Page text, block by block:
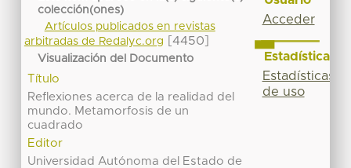
colección(ones)
Artículos publicados en revistas
arbitradas de Redalyc.org
[4450]
Visualización del Documento
Título
Reflexiones acerca de la realidad del
mundo. Metamorfosis de un
cuadrado
Editor
Universidad Autónoma del Estado de
Acceder
Estadísticas
Estadísticas
de uso